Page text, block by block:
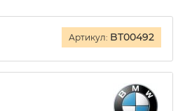
Артикул: BT00492